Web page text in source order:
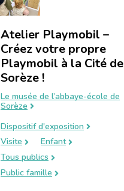
Atelier Playmobil –
Créez votre propre
Playmobil à la Cité de
Sorèze !
Le musée de l’abbaye-école de
Sorèze
Dispositif d'exposition
Visite
Enfant
Tous publics
Public famille